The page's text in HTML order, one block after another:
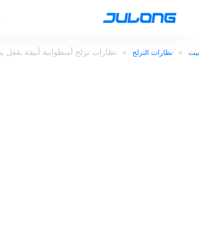
بيت > نظارات التزلج > نظارات تزلج أسطوانية أنيقة بقفل